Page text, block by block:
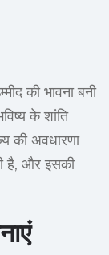
की भावना बनी
के शांति
की अवधारणा
है, और इसकी